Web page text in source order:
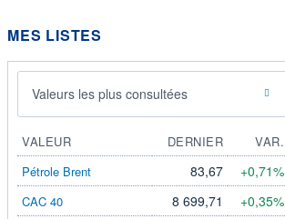
MES LISTES
Valeurs les plus consultées
VALEUR DERNIER
VAR.
Pétrole Brent
83,67 +0,71%
CAC 40 8 699,71 +0,35%